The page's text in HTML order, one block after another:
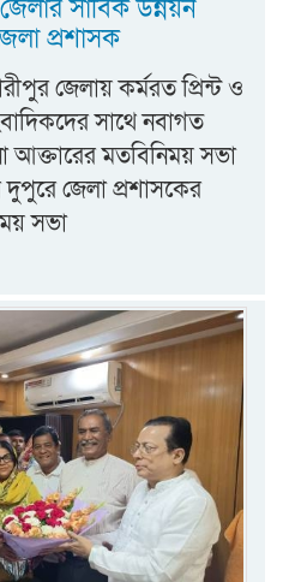
সার্বিক উন্নয়ন
প্রশাসক
জেলায় কর্মরত প্রিন্ট ও
সাথে নবাগত
আক্তারের মতবিনিময় সভা
জেলা প্রশাসকের
সভা